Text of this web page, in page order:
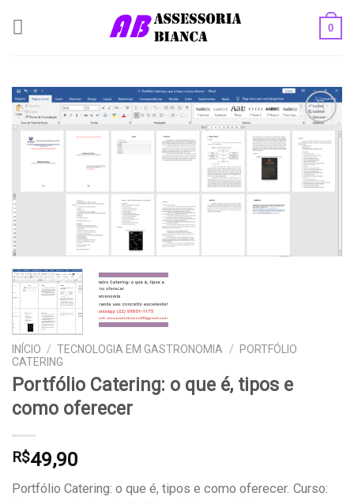
0
Add to
wishlist
INÍCIO / TECNOLOGIA EM GASTRONOMIA /
PORTFÓLIO
CATERING
Portfólio Catering: o que é, tipos e
como oferecer
R$49,90
Portfólio Catering: o que é, tipos e como oferecer. Curso: